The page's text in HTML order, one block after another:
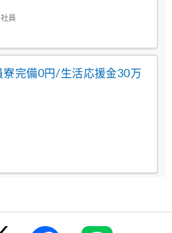
員
完備0円/生活応援金30万